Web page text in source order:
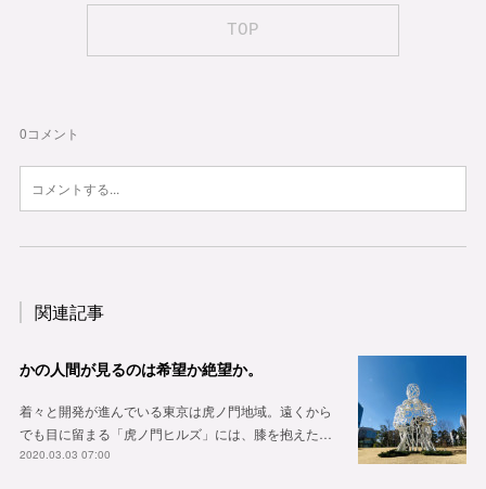
TOP
0コメント
関連記事
かの人間が見るのは希望か絶望か。
着々と開発が進んでいる東京は虎ノ門地域。遠くから
でも目に留まる「虎ノ門ヒルズ」には、膝を抱えた…
2020.03.03 07:00